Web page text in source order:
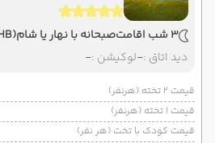
3 شب اقامت صبحانه با نهار یا شام(HB)
دید اتاق :-لوکیشن :-
قیمت 2 تخته (هرنفر)
قیمت 1 تخته (هرنفر)
قیمت کودک با تخت (هر نفر)